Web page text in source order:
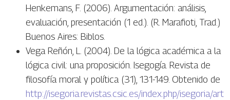
Henkemans, F. (2006). Argumentación: análisis,
evaluación, presentación (1 ed.). (R. Marafioti, Trad.)
Buenos Aires: Biblos.
Vega Reñón, L. (2004). De la lógica académica a la
lógica civil: una proposición. Isegogía. Revista de
filosofía moral y política (31), 131-149. Obtenido de
http://isegoria.revistas.csic.es/index.php/isegoria/art